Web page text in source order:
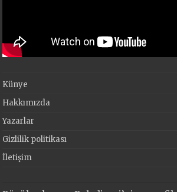
Künye
Hakkımızda
Yazarlar
Gizlilik politikası
İletişim